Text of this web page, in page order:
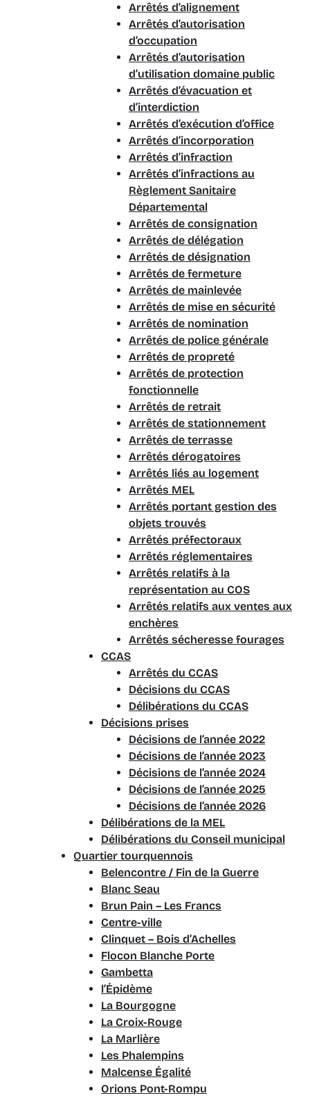
Arrêtés d’alignement
Arrêtés d’autorisation
d’occupation
Arrêtés d’autorisation
d’utilisation domaine public
Arrêtés d’évacuation et
d’interdiction
Arrêtés d’exécution d’office
Arrêtés d’incorporation
Arrêtés d’infraction
Arrêtés d’infractions au
Règlement Sanitaire
Départemental
Arrêtés de consignation
Arrêtés de délégation
Arrêtés de désignation
Arrêtés de fermeture
Arrêtés de mainlevée
Arrêtés de mise en sécurité
Arrêtés de nomination
Arrêtés de police générale
Arrêtés de propreté
Arrêtés de protection
fonctionnelle
Arrêtés de retrait
Arrêtés de stationnement
Arrêtés de terrasse
Arrêtés dérogatoires
Arrêtés liés au logement
Arrêtés MEL
Arrêtés portant gestion des
objets trouvés
Arrêtés préfectoraux
Arrêtés réglementaires
Arrêtés relatifs à la
représentation au COS
Arrêtés relatifs aux ventes aux
enchères
Arrêtés sécheresse fourages
CCAS
Arrêtés du CCAS
Décisions du CCAS
Délibérations du CCAS
Décisions prises
Décisions de l’année 2022
Décisions de l’année 2023
Décisions de l’année 2024
Décisions de l’année 2025
Décisions de l’année 2026
Délibérations de la MEL
Délibérations du Conseil municipal
Quartier tourquennois
Belencontre / Fin de la Guerre
Blanc Seau
Brun Pain – Les Francs
Centre-ville
Clinquet – Bois d’Achelles
Flocon Blanche Porte
Gambetta
l’Épidème
La Bourgogne
La Croix-Rouge
La Marlière
Les Phalempins
Malcense Égalité
Orions Pont-Rompu